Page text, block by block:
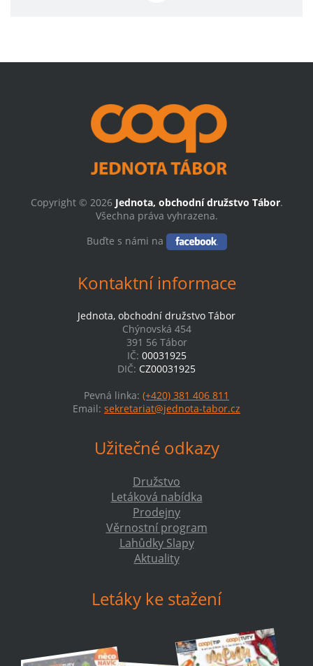
Copyright © 2026 Jednota, obchodní družstvo Tábor.
Všechna práva vyhrazena.
Buďte s námi na
Kontaktní informace
Jednota, obchodní družstvo Tábor
Chýnovská 454
391 56 Tábor
IČ: 00031925
DIČ: CZ00031925
Pevná linka: (+420) 381 406 811
Email: sekretariat@jednota-tabor.cz
Užitečné odkazy
Družstvo
Letáková nabídka
Prodejny
Věrnostní program
Lahůdky Slapy
Aktuality
Letáky ke stažení